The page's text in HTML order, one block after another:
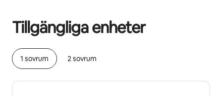
Tillgängliga enheter
1 sovrum 2 sovrum